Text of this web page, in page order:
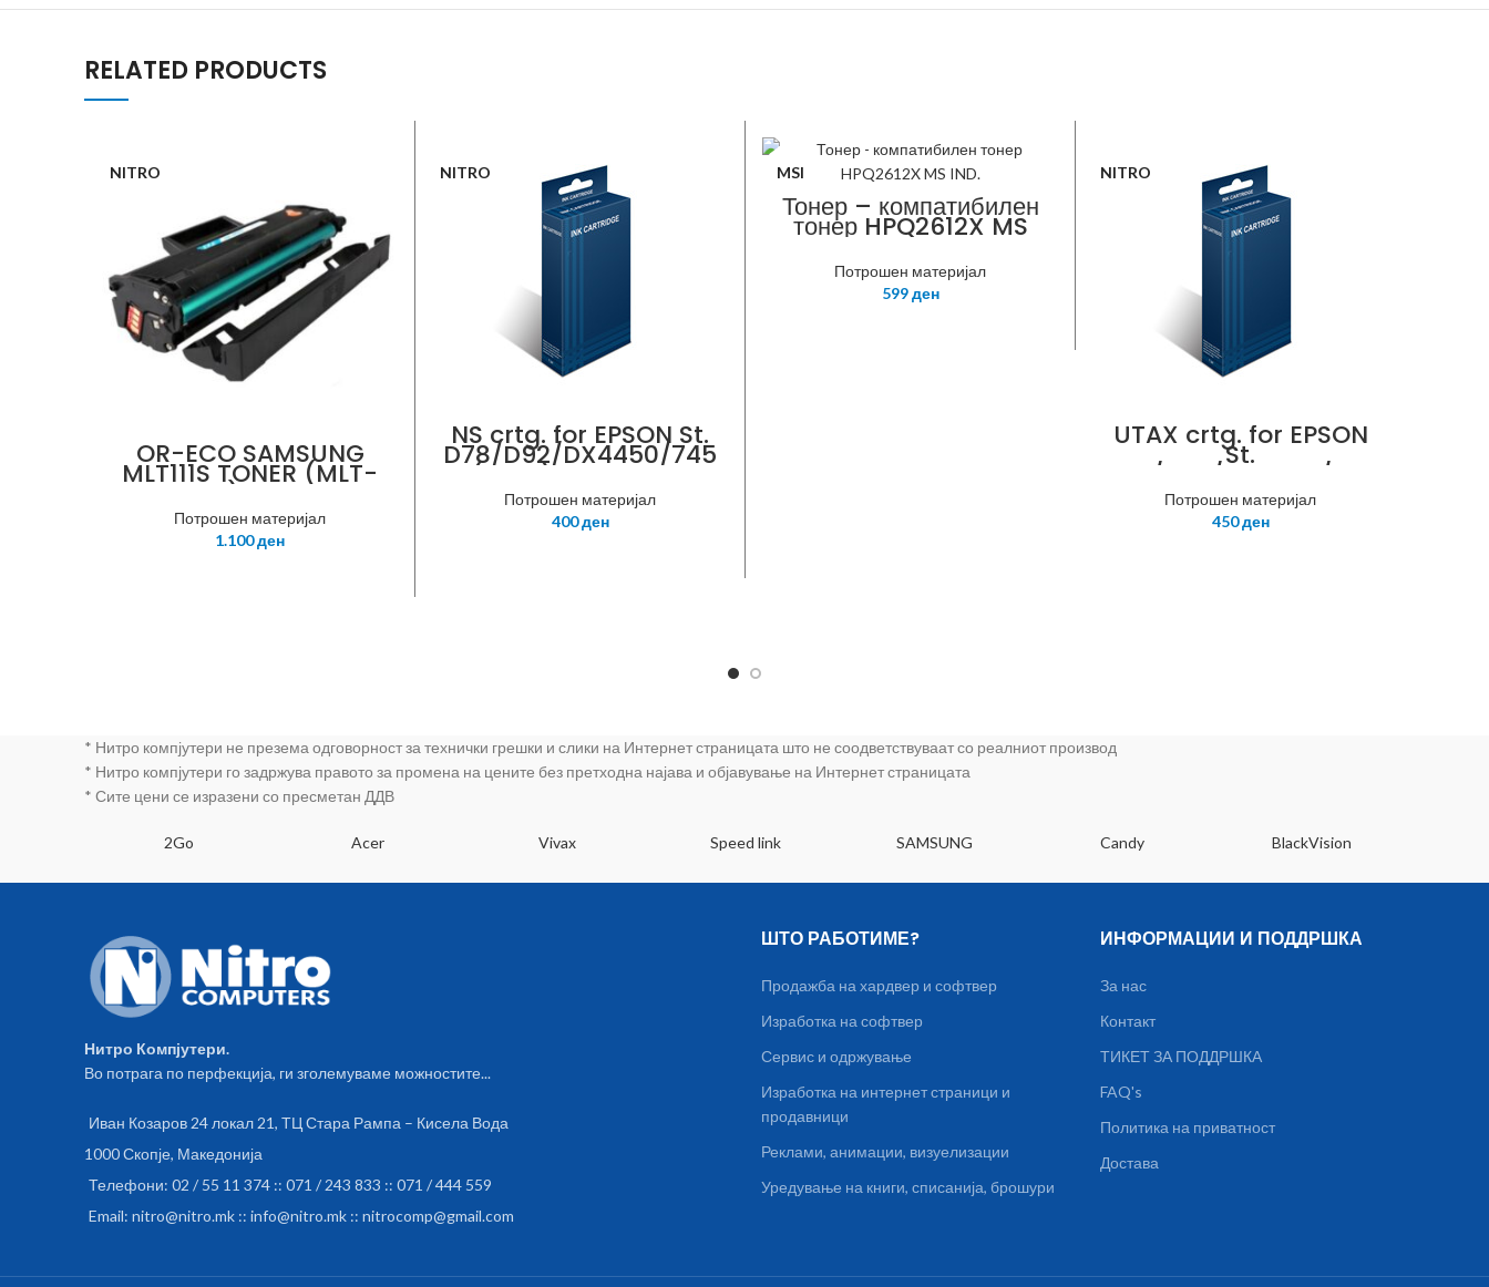
RELATED PRODUCTS
NITRO
OR-ECO SAMSUNG
MLT111S TONER (MLT-
D111S), M2022
Потрошен материјал
1.100ден
NITRO
NS crtg. for EPSON St.
D78/D92/DX4450/745
0 (15ml) C13T07114011
NE-T0711BK
Потрошен материјал
400ден
MSI
Тонер – компатибилен
тонер HPQ2612X MS
IND.
Потрошен материјал
599ден
NITRO
UTAX crtg. for EPSON
St.
D78/D92/DX4450/745
0 yellow (270p)14ml
C13T07144011 EI-
T0714/T0894 Y*E
Потрошен материјал
450ден
* Нитро компјутери не презема одговорност за технички грешки и слики на Интернет страницата што не соодветствуваат со реалниот производ
* Нитро компјутери го задржува правото за промена на цените без претходна најава и објавување на Интернет страницата
* Сите цени се изразени со пресметан ДДВ
2Go Acer Vivax Speed link SAMSUNG Candy BlackVision
Нитро Компјутери.
Во потрага по перфекција, ги зголемуваме можностите...
Иван Козаров 24 локал 21, ТЦ Стара Рампа – Кисела Вода
1000 Скопје, Македонија
Телефони: 02 / 55 11 374 :: 071 / 243 833 :: 071 / 444 559
Email: nitro@nitro.mk :: info@nitro.mk :: nitrocomp@gmail.com
ШТО РАБОТИМЕ?
Продажба на хардвер и софтвер
Изработка на софтвер
Сервис и одржување
Изработка на интернет страници и
продавници
Реклами, анимации, визуелизации
Уредување на книги, списанија, брошури
ИНФОРМАЦИИ И ПОДДРШКА
За нас
Контакт
ТИКЕТ ЗА ПОДДРШКА
FAQ's
Политика на приватност
Достава